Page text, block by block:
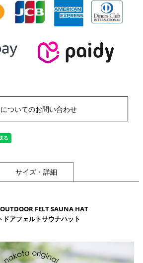
ついてのお問い合わせ
サイズ・詳細
FELT SAUNA HAT
ドアフェルトサウナハット